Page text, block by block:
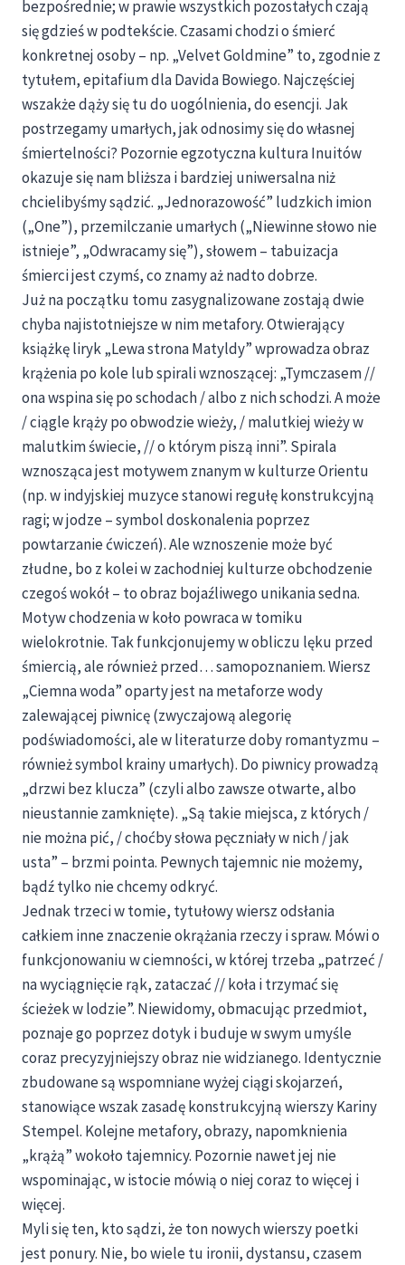
bezpośrednie; w prawie wszystkich pozostałych czają
się gdzieś w podtekście. Czasami chodzi o śmierć
konkretnej osoby – np. „Velvet Goldmine” to, zgodnie z
tytułem, epitafium dla Davida Bowiego. Najczęściej
wszakże dąży się tu do uogólnienia, do esencji. Jak
postrzegamy umarłych, jak odnosimy się do własnej
śmiertelności? Pozornie egzotyczna kultura Inuitów
okazuje się nam bliższa i bardziej uniwersalna niż
chcielibyśmy sądzić. „Jednorazowość” ludzkich imion
(„One”), przemilczanie umarłych („Niewinne słowo nie
istnieje”, „Odwracamy się”), słowem – tabuizacja
śmierci jest czymś, co znamy aż nadto dobrze.
Już na początku tomu zasygnalizowane zostają dwie
chyba najistotniejsze w nim metafory. Otwierający
książkę liryk „Lewa strona Matyldy” wprowadza obraz
krążenia po kole lub spirali wznoszącej: „Tymczasem //
ona wspina się po schodach / albo z nich schodzi. A może
/ ciągle krąży po obwodzie wieży, / malutkiej wieży w
malutkim świecie, // o którym piszą inni”. Spirala
wznosząca jest motywem znanym w kulturze Orientu
(np. w indyjskiej muzyce stanowi regułę konstrukcyjną
ragi; w jodze – symbol doskonalenia poprzez
powtarzanie ćwiczeń). Ale wznoszenie może być
złudne, bo z kolei w zachodniej kulturze obchodzenie
czegoś wokół – to obraz bojaźliwego unikania sedna.
Motyw chodzenia w koło powraca w tomiku
wielokrotnie. Tak funkcjonujemy w obliczu lęku przed
śmiercią, ale również przed… samopoznaniem. Wiersz
„Ciemna woda” oparty jest na metaforze wody
zalewającej piwnicę (zwyczajową alegorię
podświadomości, ale w literaturze doby romantyzmu –
również symbol krainy umarłych). Do piwnicy prowadzą
„drzwi bez klucza” (czyli albo zawsze otwarte, albo
nieustannie zamknięte). „Są takie miejsca, z których /
nie można pić, / choćby słowa pęczniały w nich / jak
usta” – brzmi pointa. Pewnych tajemnic nie możemy,
bądź tylko nie chcemy odkryć.
Jednak trzeci w tomie, tytułowy wiersz odsłania
całkiem inne znaczenie okrążania rzeczy i spraw. Mówi o
funkcjonowaniu w ciemności, w której trzeba „patrzeć /
na wyciągnięcie rąk, zataczać // koła i trzymać się
ścieżek w lodzie”. Niewidomy, obmacując przedmiot,
poznaje go poprzez dotyk i buduje w swym umyśle
coraz precyzyjniejszy obraz nie widzianego. Identycznie
zbudowane są wspomniane wyżej ciągi skojarzeń,
stanowiące wszak zasadę konstrukcyjną wierszy Kariny
Stempel. Kolejne metafory, obrazy, napomknienia
„krążą” wokoło tajemnicy. Pozornie nawet jej nie
wspominając, w istocie mówią o niej coraz to więcej i
więcej.
Myli się ten, kto sądzi, że ton nowych wierszy poetki
jest ponury. Nie, bo wiele tu ironii, dystansu, czasem